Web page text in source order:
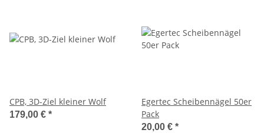
CPB, 3D-Ziel kleiner Wolf
179,00 € *
Egertec Scheibennägel 50er
Pack
20,00 € *